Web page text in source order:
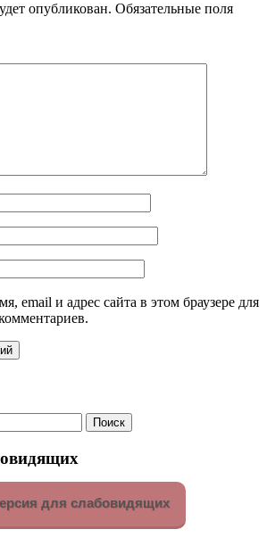
опубликован. Обязательные поля
email и адрес сайта в этом браузере для
для слабовидящих